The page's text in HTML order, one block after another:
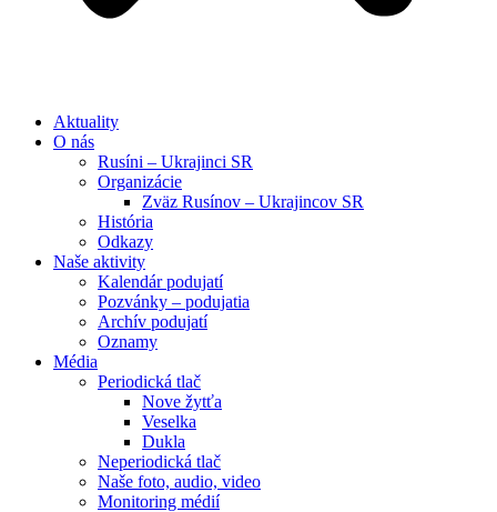
Aktuality
O nás
Rusíni – Ukrajinci SR
Organizácie
Zväz Rusínov – Ukrajincov SR
História
Odkazy
Naše aktivity
Kalendár podujatí
Pozvánky – podujatia
Archív podujatí
Oznamy
Média
Periodická tlač
Nove žytťa
Veselka
Dukla
Neperiodická tlač
Naše foto, audio, video
Monitoring médií